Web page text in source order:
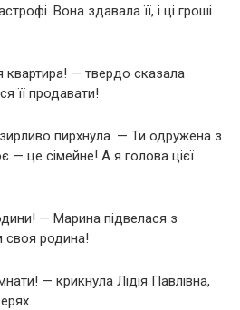
Вона здавала її, і ці гроші
квартира! — твердо сказала
її продавати!
пирхнула. — Ти одружена з
це сімейне! А я голова цієї
— Марина підвелася з
своя родина!
— крикнула Лідія Павлівна,